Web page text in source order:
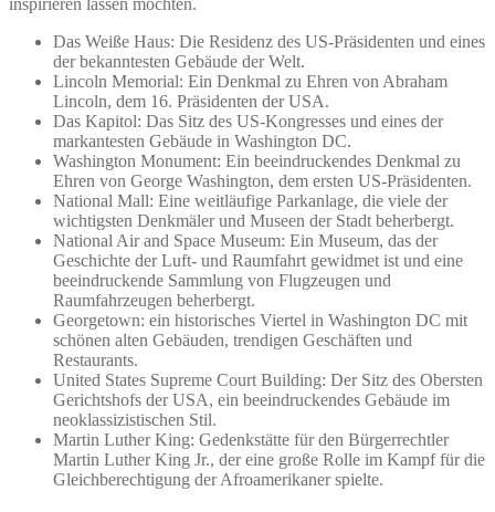
inspirieren lassen möchten.
Das Weiße Haus: Die Residenz des US-Präsidenten und eines
der bekanntesten Gebäude der Welt.
Lincoln Memorial: Ein Denkmal zu Ehren von Abraham
Lincoln, dem 16. Präsidenten der USA.
Das Kapitol: Das Sitz des US-Kongresses und eines der
markantesten Gebäude in Washington DC.
Washington Monument: Ein beeindruckendes Denkmal zu
Ehren von George Washington, dem ersten US-Präsidenten.
National Mall: Eine weitläufige Parkanlage, die viele der
wichtigsten Denkmäler und Museen der Stadt beherbergt.
National Air and Space Museum: Ein Museum, das der
Geschichte der Luft- und Raumfahrt gewidmet ist und eine
beeindruckende Sammlung von Flugzeugen und
Raumfahrzeugen beherbergt.
Georgetown: ein historisches Viertel in Washington DC mit
schönen alten Gebäuden, trendigen Geschäften und
Restaurants.
United States Supreme Court Building: Der Sitz des Obersten
Gerichtshofs der USA, ein beeindruckendes Gebäude im
neoklassizistischen Stil.
Martin Luther King: Gedenkstätte für den Bürgerrechtler
Martin Luther King Jr., der eine große Rolle im Kampf für die
Gleichberechtigung der Afroamerikaner spielte.